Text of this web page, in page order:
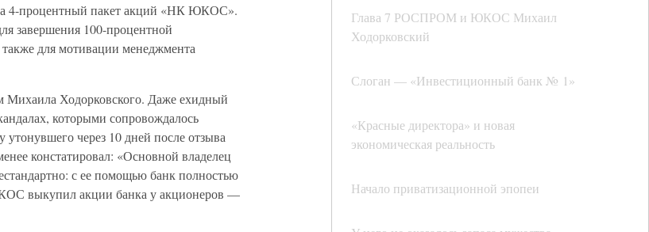
Глава 7 РОСПРОМ и ЮКОС Михаил
Ходорковский
Слоган — «Инвестиционный банк № 1»
«Красные директора» и новая
экономическая реальность
Начало приватизационной эпопеи
4-процентный пакет акций «НК ЮКОС».
завершения 100-процентной
для мотивации менеджмента
Михаила Ходорковского. Даже ехидный
которыми сопровождалось
через 10 дней после отзыва
констатировал: «Основной владелец
с ее помощью банк полностью
выкупил акции банка у акционеров —